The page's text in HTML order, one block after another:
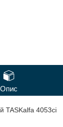
Опис
TASKalfa 4053ci